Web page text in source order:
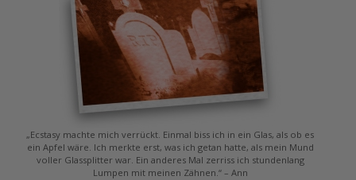
„Ecstasy machte mich verrückt. Einmal biss ich in ein Glas, als ob es
ein Apfel wäre. Ich merkte erst, was ich getan hatte, als mein Mund
voller Glassplitter war. Ein anderes Mal zerriss ich stundenlang
Lumpen mit meinen Zähnen.“ – Ann